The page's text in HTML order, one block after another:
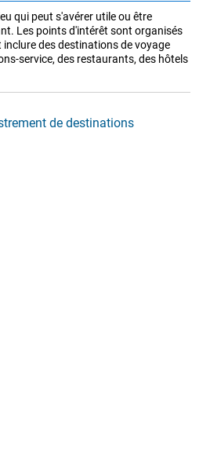
qui peut s'avérer utile ou être
Les points d'intérêt sont organisés
des destinations de voyage
service, des restaurants, des hôtels
de destinations